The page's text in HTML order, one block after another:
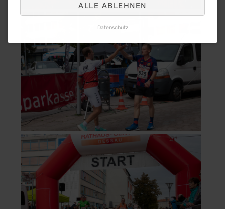
ALLE ABLEHNEN
Datenschutz